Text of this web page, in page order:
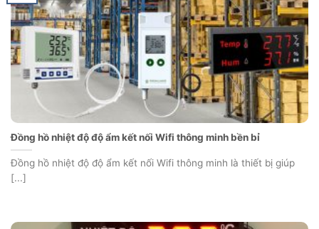
Đồng hồ nhiệt độ độ ẩm kết nối Wifi thông minh bền bỉ
Đồng hồ nhiệt độ độ ẩm kết nối Wifi thông minh là thiết bị giúp
[...]